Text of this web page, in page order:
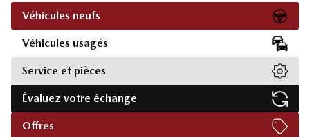
Véhicules neufs
Véhicules usagés
Service et pièces
Évaluez votre échange
Offres